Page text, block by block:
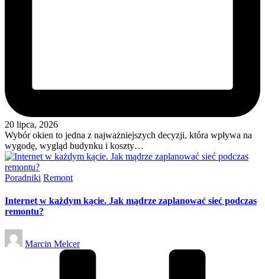
20 lipca, 2026
Wybór okien to jedna z najważniejszych decyzji, która wpływa na
wygodę, wygląd budynku i koszty…
Posted
Poradniki Remont
Internet w każdym kącie. Jak mądrze zaplanować sieć podczas
remontu?
Posted
by
Marcin Melcer